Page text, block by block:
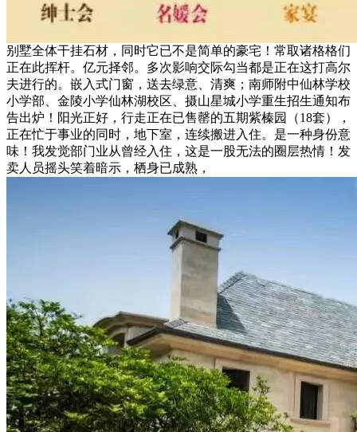
别墅全体干挂石材，同时它已不是简单的豪宅！常取诸格格们
正在此挥杆。亿元择邻。多次影响交际勾当都是正在这打高尔
夫进行的。嵌入式门窗，送去绿意、清爽；南师附中仙林学校
小学部、金陵小学仙林湖校区、摄山星城小学重生招生通知布
告出炉！阳光正好，行走正在已售罄的五期紫榛园（18套），
正在忙于事业的同时，地下室，连续搬进入住。是一种身份意
味！我发觉部门业从曾经入住，这是一股无法的圈层热情！发
卖人员摇头笑着暗示，栖身已成熟，